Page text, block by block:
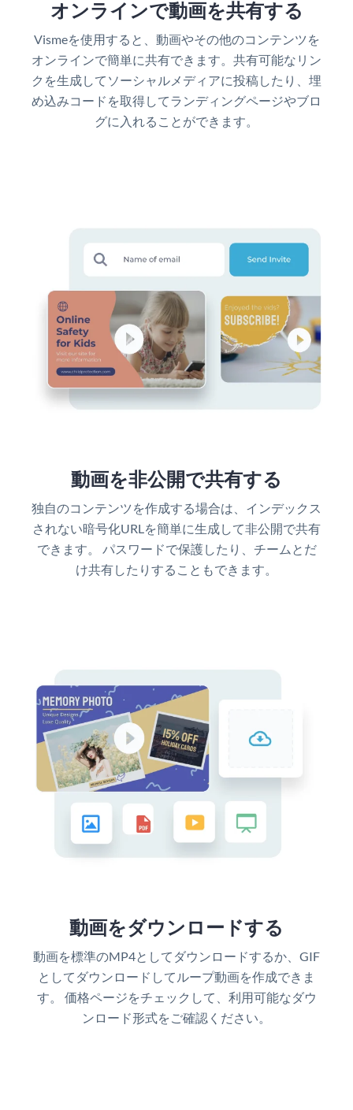
オンラインで動画を共有する
Vismeを使用すると、動画やその他のコンテンツを
オンラインで簡単に共有できます。共有可能なリン
クを生成してソーシャルメディアに投稿したり、埋
め込みコードを取得してランディングページやブロ
グに入れることができます。
動画を非公開で共有する
独自のコンテンツを作成する場合は、インデックス
されない暗号化URLを簡単に生成して非公開で共有
できます。 パスワードで保護したり、チームとだ
け共有したりすることもできます。
動画をダウンロードする
動画を標準のMP4としてダウンロードするか、GIF
としてダウンロードしてループ動画を作成できま
す。 価格ページをチェックして、利用可能なダウ
ンロード形式をご確認ください。